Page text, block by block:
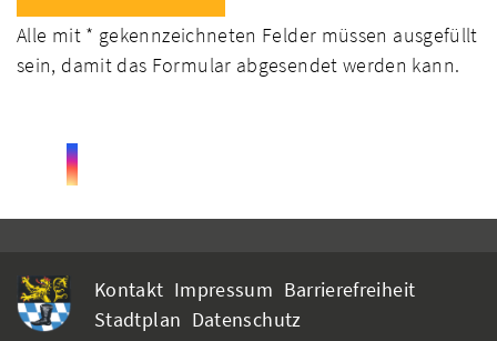
Alle mit * gekennzeichneten Felder müssen ausgefüllt
sein, damit das Formular abgesendet werden kann.
Kontakt Impressum Barrierefreiheit
Stadtplan Datenschutz